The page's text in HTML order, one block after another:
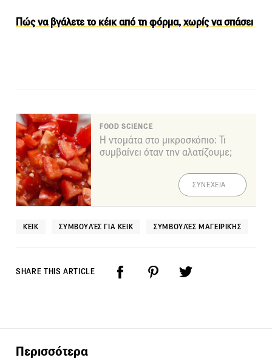
Πώς να βγάλετε το κέικ από τη φόρμα, χωρίς να σπάσει
FOOD SCIENCE
Η ντομάτα στο μικροσκόπιο: Τι
συμβαίνει όταν την αλατίζουμε;
ΣΥΝΕΧΕΙΑ
ΚΈΙΚ ΣΥΜΒΟΥΛΈΣ ΓΙΑ ΚΈΙΚ ΣΥΜΒΟΥΛΈΣ ΜΑΓΕΙΡΙΚΉΣ
SHARE THIS ARTICLE
Περισσότερα